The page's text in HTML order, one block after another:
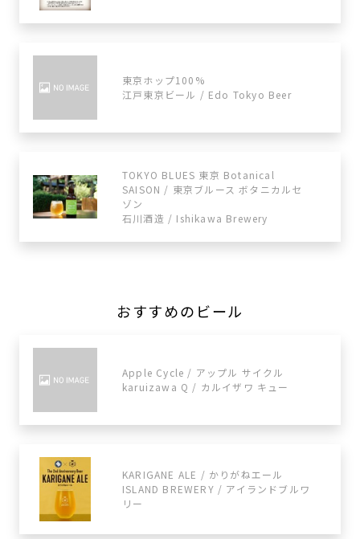
東京ホップ100%
江戸東京ビール / Edo Tokyo Beer
TOKYO BLUES 東京 Botanical
SAISON / 東京ブルース ボタニカルセ
ゾン
石川酒造 / Ishikawa Brewery
おすすめのビール
Apple Cycle / アップル サイクル
karuizawa Q / カルイザワ キュー
KARIGANE ALE / かりがねエール
ISLAND BREWERY / アイランドブルワ
リー